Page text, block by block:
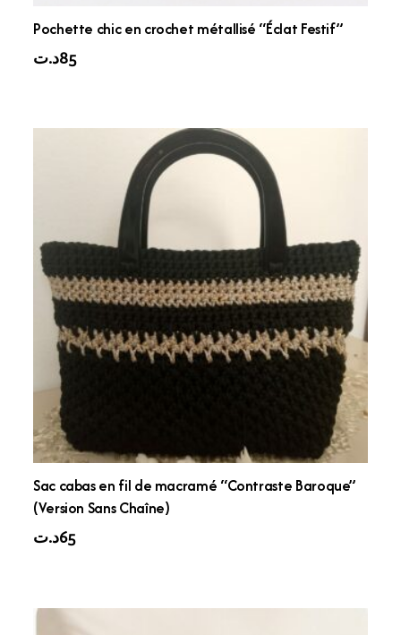
Pochette chic en crochet métallisé “Éclat Festif”
85د.ت
Sac cabas en fil de macramé “Contraste Baroque”
(Version Sans Chaîne)
65د.ت